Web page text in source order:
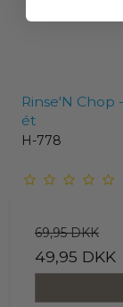
Rinse'N
ét
H-778
69,95 DKK
49,95 DKK